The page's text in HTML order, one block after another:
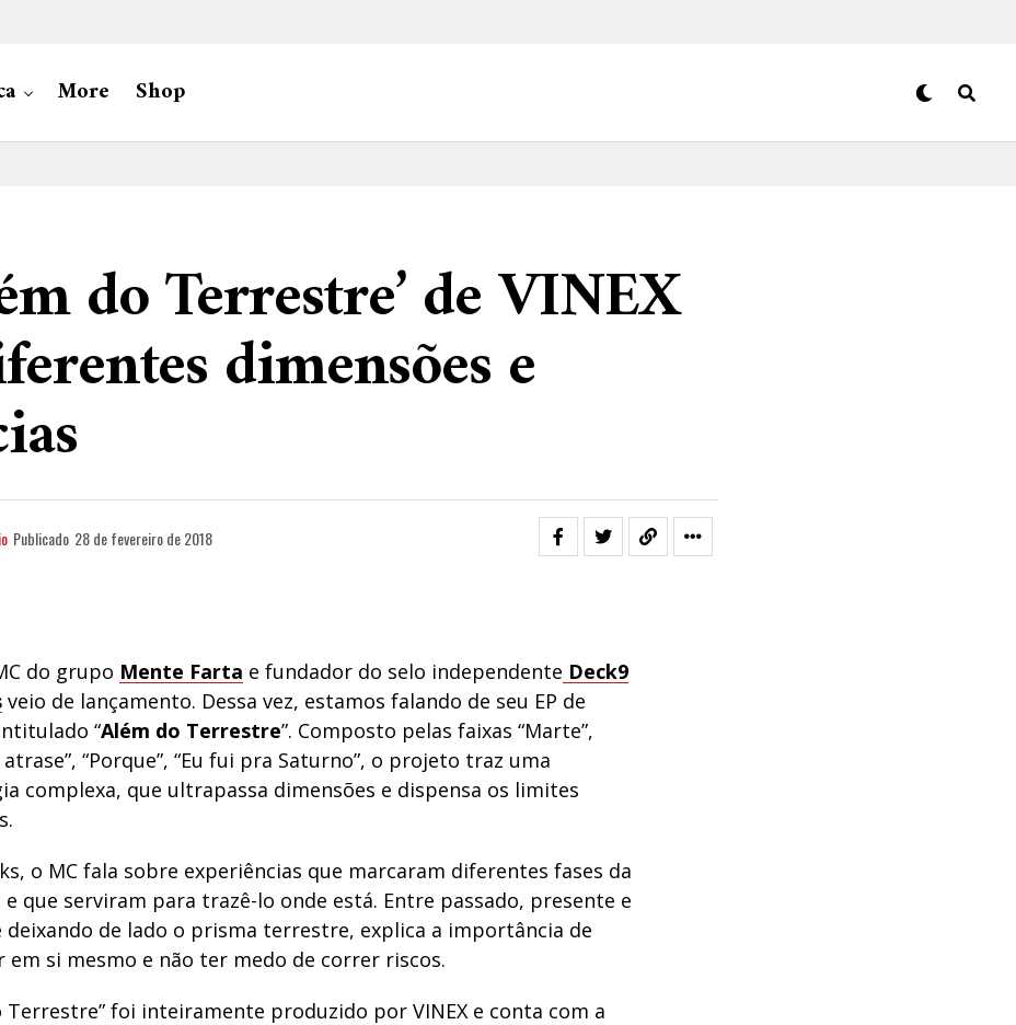
More Shop
do Terrestre’ de VINEX
dimensões e
Publicado 28 de fevereiro de 2018
do grupo Mente Farta e fundador do selo independente Deck9
veio de lançamento. Dessa vez, estamos falando de seu EP de
“Além do Terrestre”. Composto pelas faixas “Marte”,
atrase”, “Porque”, “Eu fui pra Saturno”, o projeto traz uma
complexa, que ultrapassa dimensões e dispensa os limites
o MC fala sobre experiências que marcaram diferentes fases da
e que serviram para trazê-lo onde está. Entre passado, presente e
de lado o prisma terrestre, explica a importância de
em si mesmo e não ter medo de correr riscos.
Terrestre” foi inteiramente produzido por VINEX e conta com a